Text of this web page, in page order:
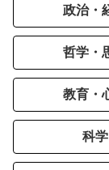
政治・
哲学・
教育・
科学